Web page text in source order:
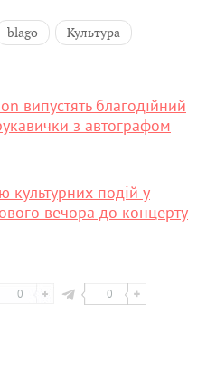
blago Культура
випустять благодійний
з автографом
культурних подій у
вечора до концерту
0 0